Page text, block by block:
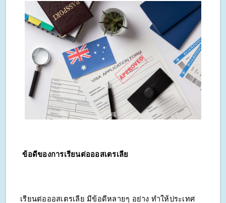
ข้อดีของการเรียนต่อออสเตรเลีย
เรียนต่อออสเตรเลีย มีข้อดีหลายๆ อย่าง ทำให้ประเทศ